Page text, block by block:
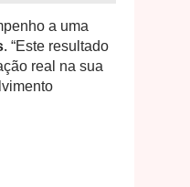
a uma
. “Este resultado
real na sua